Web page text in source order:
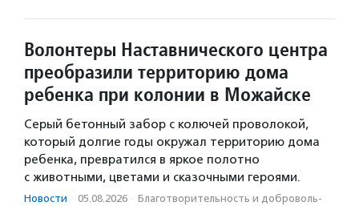
Волонтеры Наставнического центра
преобразили территорию дома
ребенка при колонии в Можайске
Серый бетонный забор с колючей проволокой,
который долгие годы окружал территорию дома
ребенка, превратился в яркое полотно
с животными, цветами и сказочными героями.
Новости · 05.08.2026 · Благотвори­тель­ность и доброволь­